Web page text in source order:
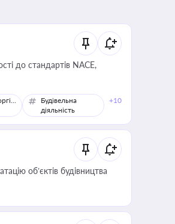
до стандартів NACE,
Торгівля
Будівельна
діяльність
+10
об’єктів будівництва